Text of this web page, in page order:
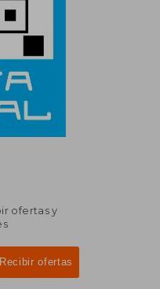
ofertas y